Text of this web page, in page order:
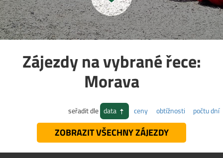
Zájezdy na vybrané řece:
Morava
seřadit dle data ceny obtížnosti počtu dní
ZOBRAZIT VŠECHNY ZÁJEZDY